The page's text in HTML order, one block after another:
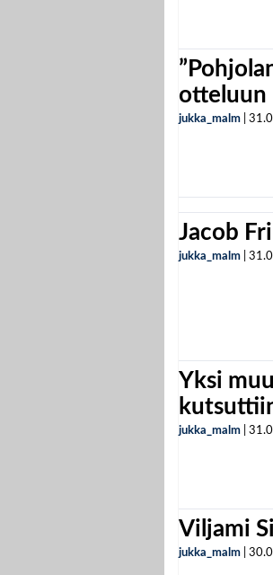
otteluun
jukka_malm
Jacob
jukka_malm
Yksi
jukka_malm
Viljami
jukka_malm